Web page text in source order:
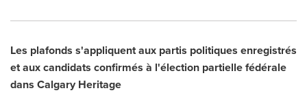
Les plafonds s'appliquent aux partis politiques enregistrés
et aux candidats confirmés à l'élection partielle fédérale
dans Calgary Heritage